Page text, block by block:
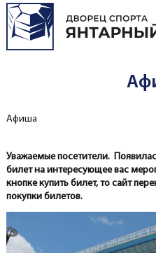
Перейти к основному содержанию
Вы здесь
Афиша
Уважаемые посетители.
билет на интересующее вас
кнопке купить билет, то сайт
покупки билетов.